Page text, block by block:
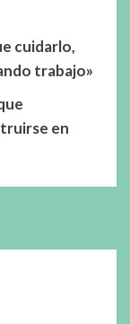
cuidarlo,
trabajo»
en